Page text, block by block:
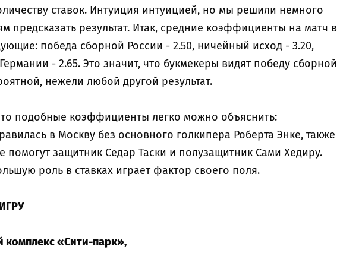
ставок. Интуиция интуицией, но мы решили немного
предсказать результат. Итак, средние коэффициенты на матч в
победа сборной России - 2.50, ничейный исход - 3.20,
- 2.65. Это значит, что букмекеры видят победу сборной
нежели любой другой результат.
подобные коэффициенты легко можно объяснить:
в Москву без основного голкипера Роберта Энке, также
помогут защитник Седар Таски и полузащитник Сами Хедиру.
роль в ставках играет фактор своего поля.
комплекс «Сити-парк»,